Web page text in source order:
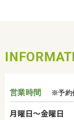
営業時間 ※予約
月曜日～金曜日